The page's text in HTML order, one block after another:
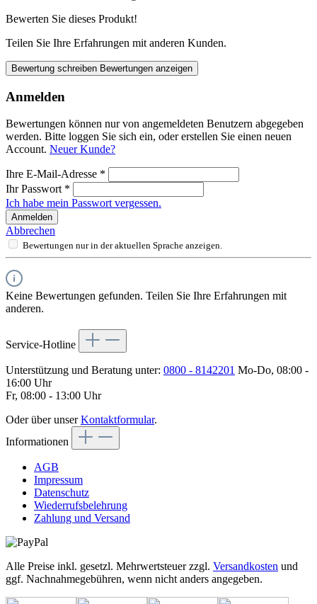
Bewerten Sie dieses Produkt!
Teilen Sie Ihre Erfahrungen mit anderen Kunden.
Bewertung schreiben Bewertungen anzeigen
Anmelden
Bewertungen können nur von angemeldeten Benutzern abgegeben
werden. Bitte loggen Sie sich ein, oder erstellen Sie einen neuen
Account. Neuer Kunde?
Ihre E-Mail-Adresse *
Ihr Passwort *
Ich habe mein Passwort vergessen.
Anmelden
Abbrechen
Bewertungen nur in der aktuellen Sprache anzeigen.
Keine Bewertungen gefunden. Teilen Sie Ihre Erfahrungen mit
anderen.
Service-Hotline
Unterstützung und Beratung unter: 0800 - 8142201 Mo-Do, 08:00 -
16:00 Uhr
Fr, 08:00 - 13:00 Uhr
Oder über unserKontaktformular.
Informationen
AGB
Impressum
Datenschutz
Wiederrufsbelehrung
Zahlung und Versand
Alle Preise inkl. gesetzl. Mehrwertsteuer zzgl. Versandkosten und
ggf. Nachnahmegebühren, wenn nicht anders angegeben.